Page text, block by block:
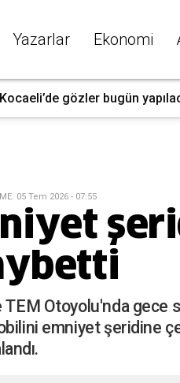
Yazarlar Ekonomi
gözler bugün
: 05 Tem 2026 - 07:55
Otoyolu'nda gece
emniyet şeridine